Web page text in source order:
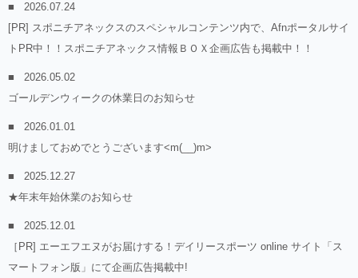
2026.07.24
[PR] スポニチアネックスのスペシャルコンテンツ内で、Afnポータルサイ
トPR中！！スポニチアネックス情報ＢＯＸ企画広告も掲載中！！
2026.05.02
ゴールデンウィークの休業日のお知らせ
2026.01.01
明けましておめでとうございます<m(__)m>
2025.12.27
★年末年始休業のお知らせ
2025.12.01
［PR] エーエフエヌがお届けする！デイリースポーツ online サイト「ス
マートフォン版」にて企画広告掲載中!